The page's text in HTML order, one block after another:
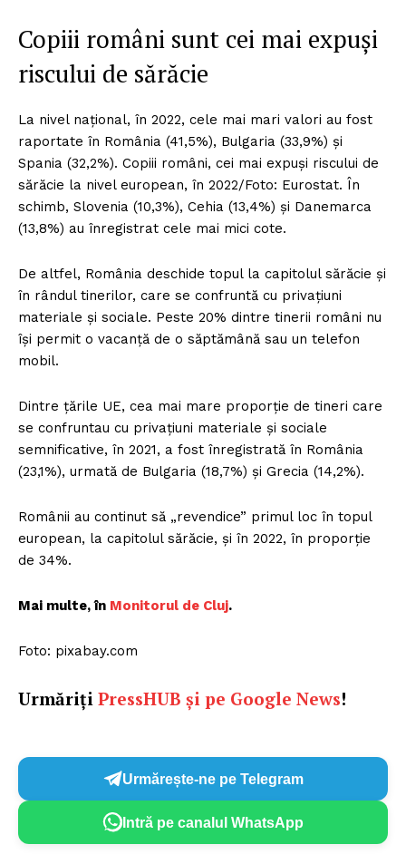
Copiii români sunt cei mai expuși
riscului de sărăcie
La nivel național, în 2022, cele mai mari valori au fost
raportate în România (41,5%), Bulgaria (33,9%) și
Spania (32,2%). Copiii români, cei mai expuși riscului de
sărăcie la nivel european, în 2022/Foto: Eurostat. În
schimb, Slovenia (10,3%), Cehia (13,4%) și Danemarca
(13,8%) au înregistrat cele mai mici cote.
De altfel, România deschide topul la capitolul sărăcie și
în rândul tinerilor, care se confruntă cu privațiuni
materiale și sociale. Peste 20% dintre tinerii români nu
își permit o vacanță de o săptămână sau un telefon
mobil.
Dintre țările UE, cea mai mare proporție de tineri care
se confruntau cu privațiuni materiale și sociale
semnificative, în 2021, a fost înregistrată în România
(23,1%), urmată de Bulgaria (18,7%) și Grecia (14,2%).
Românii au continut să „revendice” primul loc în topul
european, la capitolul sărăcie, și în 2022, în proporție
de 34%.
Mai multe, în Monitorul de Cluj.
Foto: pixabay.com
Urmăriți PressHUB și pe Google News!
Urmărește-ne pe Telegram
Intră pe canalul WhatsApp